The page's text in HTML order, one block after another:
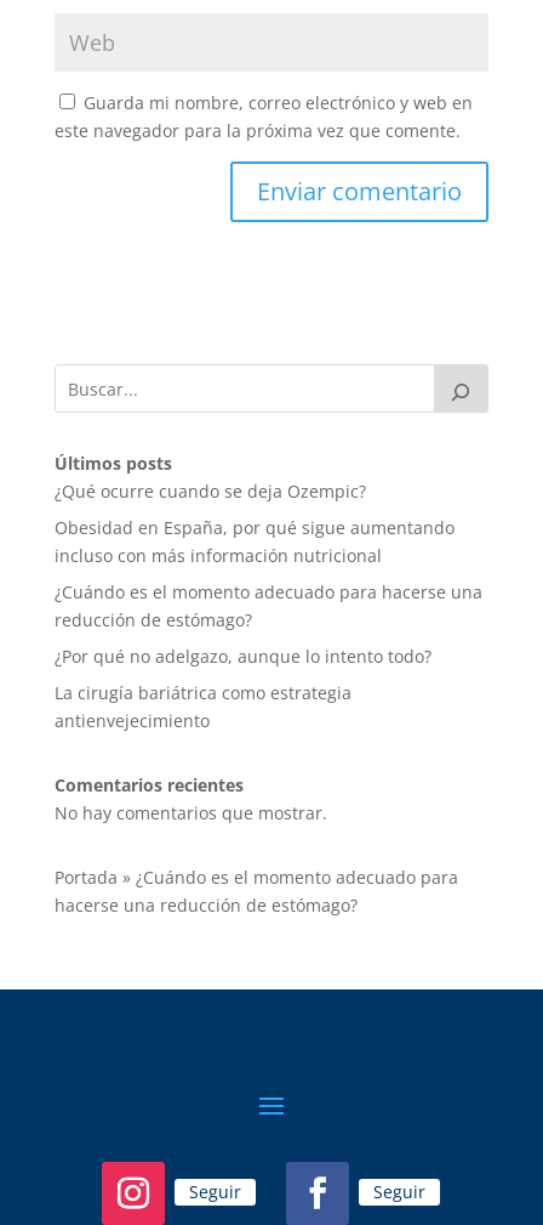
Guarda mi nombre, correo electrónico y web en
este navegador para la próxima vez que comente.
Últimos posts
¿Qué ocurre cuando se deja Ozempic?
Obesidad en España, por qué sigue aumentando
incluso con más información nutricional
¿Cuándo es el momento adecuado para hacerse una
reducción de estómago?
¿Por qué no adelgazo, aunque lo intento todo?
La cirugía bariátrica como estrategia
antienvejecimiento
Comentarios recientes
No hay comentarios que mostrar.
Portada » ¿Cuándo es el momento adecuado para
hacerse una reducción de estómago?
Seguir Seguir